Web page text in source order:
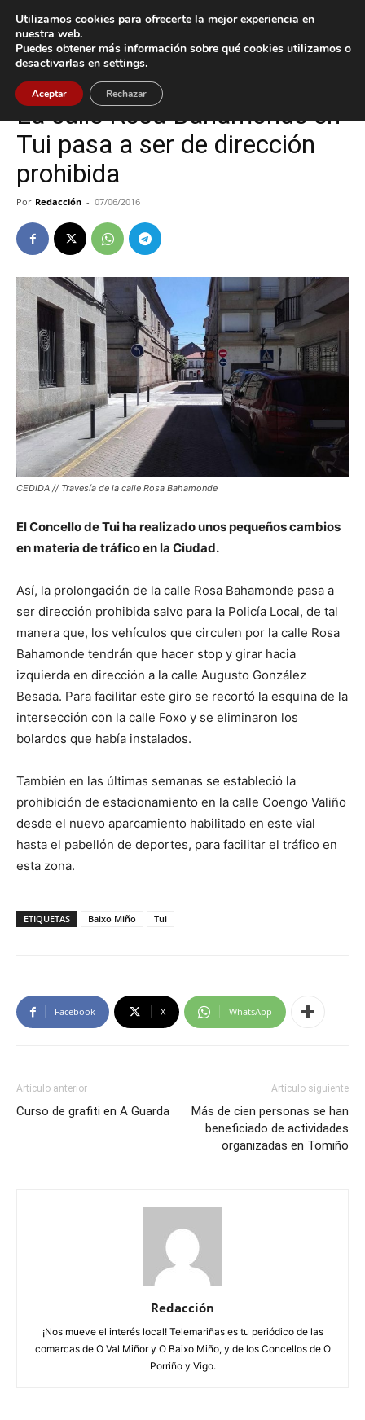
Inicio Tui
Tui
La calle Rosa Bahamonde en
Tui pasa a ser de dirección
prohibida
Por Redacción - 07/06/2016
CEDIDA // Travesía de la calle Rosa Bahamonde
El Concello de Tui ha realizado unos pequeños cambios
en materia de tráfico en la Ciudad.
Así, la prolongación de la calle Rosa Bahamonde pasa a
ser dirección prohibida salvo para la Policía Local, de tal
manera que, los vehículos que circulen por la calle Rosa
Bahamonde tendrán que hacer stop y girar hacia
izquierda en dirección a la calle Augusto González
Besada. Para facilitar este giro se recortó la esquina de la
intersección con la calle Foxo y se eliminaron los
bolardos que había instalados.
También en las últimas semanas se estableció la
prohibición de estacionamiento en la calle Coengo Valiño
desde el nuevo aparcamiento habilitado en este vial
hasta el pabellón de deportes, para facilitar el tráfico en
esta zona.
ETIQUETAS Baixo Miño Tui
Facebook X WhatsApp
Artículo anterior
Curso de grafiti en A Guarda
Artículo siguiente
Más de cien personas se han
beneficiado de actividades
organizadas en Tomiño
Redacción
¡Nos mueve el interés local! Telemariñas es tu periódico de las
comarcas de O Val Miñor y O Baixo Miño, y de los Concellos de O
Porriño y Vigo.
Utilizamos cookies para ofrecerte la mejor experiencia en
nuestra web.
Puedes obtener más información sobre qué cookies utilizamos o
desactivarlas en settings.
Aceptar Rechazar